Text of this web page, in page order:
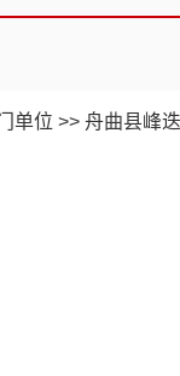
单位 >> 舟曲县峰